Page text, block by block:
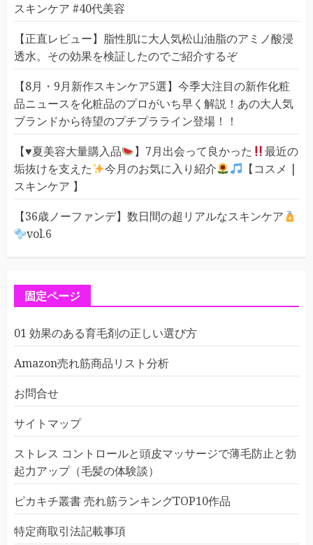
スキンケア #40代美容
【正直レビュー】脂性肌に大人気松山油脂のアミノ酸浸
透水。その効果を検証したのでご紹介するぞ
【8月・9月新作スキンケア5選】今季大注目の新作化粧
品ニュースを化粧品のプロがいち早く解説！あの大人気
ブランドから待望のプチプラライン登場！！
【♥️夏美容大量購入品 】7月出会って良かった
最近の
垢抜けを支えた
今月のお気に入り紹介
【コスメ |
スキンケア 】
【36歳ノーファンデ】数日間の超リアルなスキンケア
vol.6
固定ページ
01 効果のある育毛剤の正しい選び方
Amazon売れ筋商品リスト分析
お問合せ
サイトマップ
ストレス コントロールと頭皮マッサージで薄毛防止と勃
起力アップ（毛髪の体験談）
ピカキチ叢書 売れ筋ランキングTOP10作品
特定商取引法記載事項